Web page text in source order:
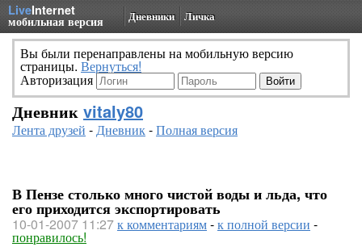
LiveInternet
мобильная версия Дневники Личка
Вы были перенаправлены на мобильную версию
страницы. Вернуться!
Авторизация
Дневник vitaly80
Лента друзей -Дневник-Полная версия
В Пензе столько много чистой воды и льда, что
его приходится экспортировать
10-01-2007 11:27к комментариям-к полной версии -
понравилось!